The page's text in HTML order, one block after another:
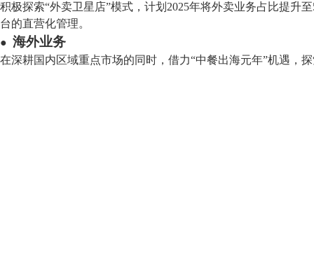
积极探索“外卖卫星店”模式，计划2025年将外卖业务占比提升
台的直营化管理。
● 海外业务
在深耕国内区域重点市场的同时，借力“中餐出海元年”机遇，